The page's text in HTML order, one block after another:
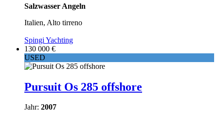
Salzwasser Angeln
Italien, Alto tirreno
Spingi Yachting
130 000 €
USED
Pursuit Os 285 offshore
Jahr: 2007